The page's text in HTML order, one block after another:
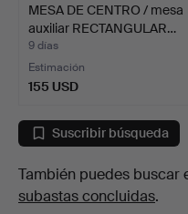
MESA DE CENTRO / mesa
auxiliar RECTANGULAR…
9 días
Estimación
155 USD
Suscribir búsqueda
También puedes buscar
subastas concluidas.